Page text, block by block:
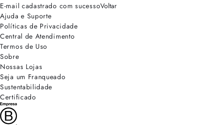
E-mail cadastrado com sucessoVoltar
Ajuda e Suporte
Políticas de Privacidade
Central de Atendimento
Termos de Uso
Sobre
Nossas Lojas
Seja um Franqueado
Sustentabilidade
Certificado